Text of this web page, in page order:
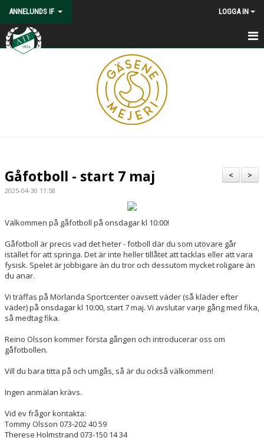
ANNELUNDS IF LOGGA IN
VÅRA LAG/LEDARE
MEDLEMSKAP
ISBANA/SKIDSPÅR
STÖTTA OSS
BILDGALLERI
>
<
Gåfotboll - start 7 maj
2025-04-30 11:58
Välkommen på gåfotboll på onsdagar kl 10:00!
Gåfotboll är precis vad det heter - fotboll där du som utövare går
istället för att springa. Det är inte heller tillåtet att tacklas eller att vara
fysisk. Spelet är jobbigare än du tror och dessutom mycket roligare än
du anar.
Vi träffas på Mörlanda Sportcenter oavsett väder (så kläder efter
väder) på onsdagar kl 10:00, start 7 maj. Vi avslutar varje gång med fika,
så medtag fika.
Reino Olsson kommer första gången och introducerar oss om
gåfotbollen.
Vill du bara titta på och umgås, så är du också välkommen!
Ingen anmälan krävs.
Vid ev frågor kontakta:
Tommy Olsson 073-202 40 59
Therese Holmstrand 073-150 14 34